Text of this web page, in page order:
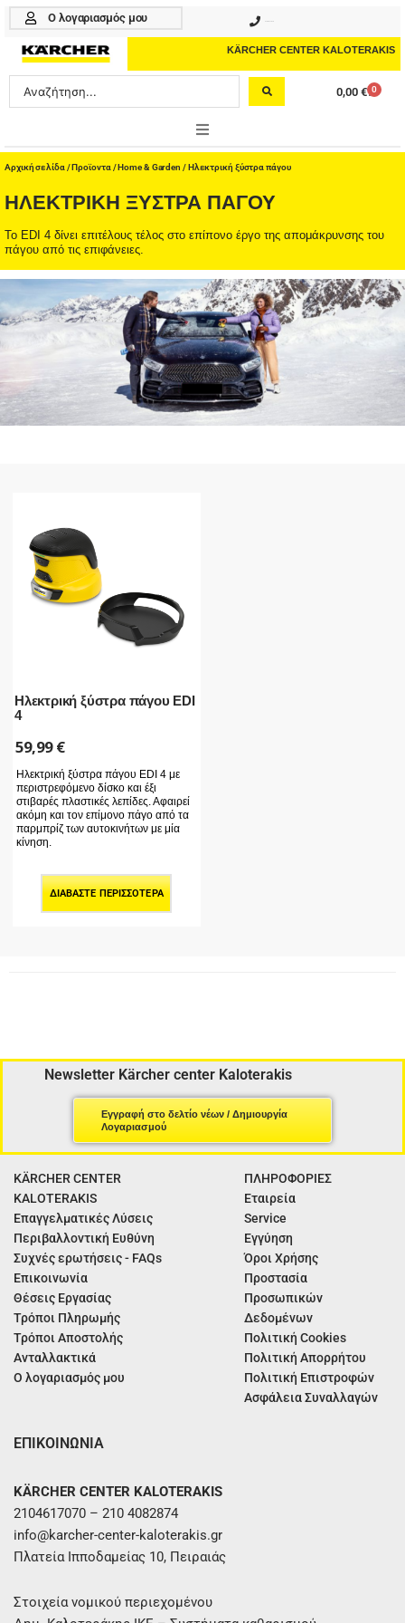
Μετάβαση
περιεχόμενο
Ο λογαριασμός μου
KÄRCHER CENTER KALOTERAKIS
Search
...
0,00 € 0
Cart
ONLINE SHOP
HOME & GARDEN
PROFESSIONAL
ΑΞΕΣΟΥΑΡ
ΚΑΘΑΡΙΣΤΙΚΑ
ΥΠΗΡΕΣΙΕΣ-ΝΕΑ-ΛΥΣΕΙΣ
Αρχική σελίδα /Προϊοντα /Home & Garden / Ηλεκτρική ξύστρα πάγου
ΗΛΕΚΤΡΙΚΉ ΞΎΣΤΡΑ ΠΆΓΟΥ
Το EDI 4 δίνει επιτέλους τέλος στο επίπονο έργο της απομάκρυνσης του
πάγου από τις επιφάνειες.
Ηλεκτρική ξύστρα πάγου EDI
4
59,99€
Ηλεκτρική ξύστρα πάγου EDI 4 με
περιστρεφόμενο δίσκο και έξι
στιβαρές πλαστικές λεπίδες. Αφαιρεί
ακόμη και τον επίμονο πάγο από τα
παρμπρίζ των αυτοκινήτων με μία
κίνηση.
ΔΙΑΒΆΣΤΕ ΠΕΡΙΣΣΌΤΕΡΑ
Newsletter Kärcher center Kaloterakis
Εγγραφή στο δελτίο νέων / Δημιουργία
Λογαριασμού
KÄRCHER CENTER
KALOTERAKIS
Επαγγελματικές Λύσεις
Περιβαλλοντική Ευθύνη
Συχνές ερωτήσεις - FAQs
Επικοινωνία
Θέσεις Εργασίας
Τρόποι Πληρωμής
Τρόποι Αποστολής
Ανταλλακτικά
Ο λογαριασμός μου
ΠΛΗΡΟΦΟΡΙΕΣ
Εταιρεία
Service
Εγγύηση
Όροι Χρήσης
Προστασία
Προσωπικών
Δεδομένων
Πολιτική Cookies
Πολιτική Απορρήτου
Πολιτική Επιστροφών
Ασφάλεια Συναλλαγών
ΕΠΙΚΟΙΝΩΝΙΑ
KÄRCHER CENTER KALOTERAKIS
2104617070 – 210 4082874
info@karcher-center-kaloterakis.gr
Πλατεία Ιπποδαμείας 10, Πειραιάς
Στοιχεία νομικού περιεχομένου